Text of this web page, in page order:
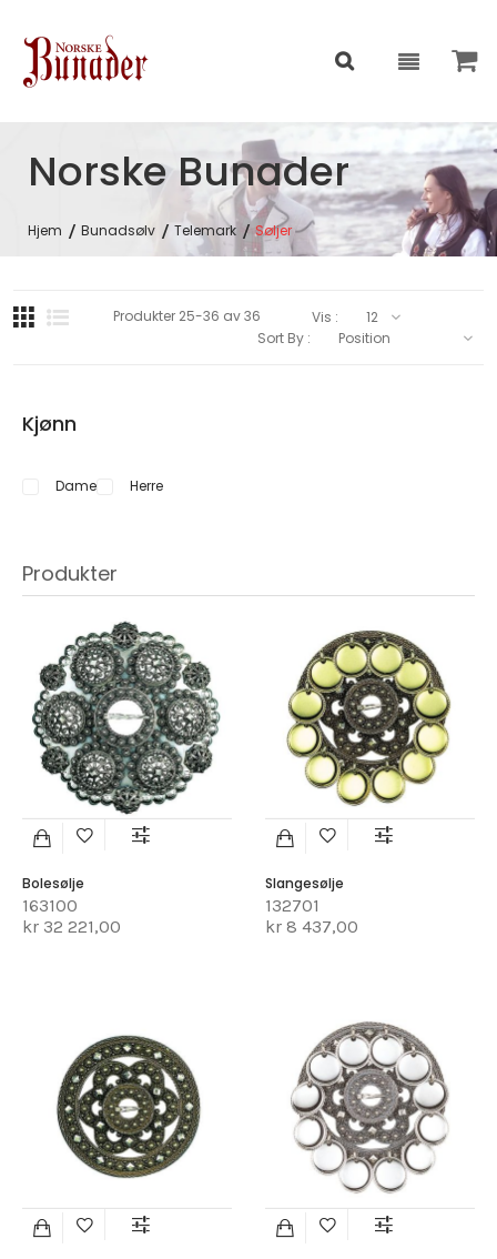
Norske Bunader
Hjem Bunadsølv Telemark Søljer
Kjønn
Dame Herre
Produkter
Bolesølje
163100
kr 32 221,00
Slangesølje
132701
kr 8 437,00
Produkter 25-36 av36
Vis :
Sort By :